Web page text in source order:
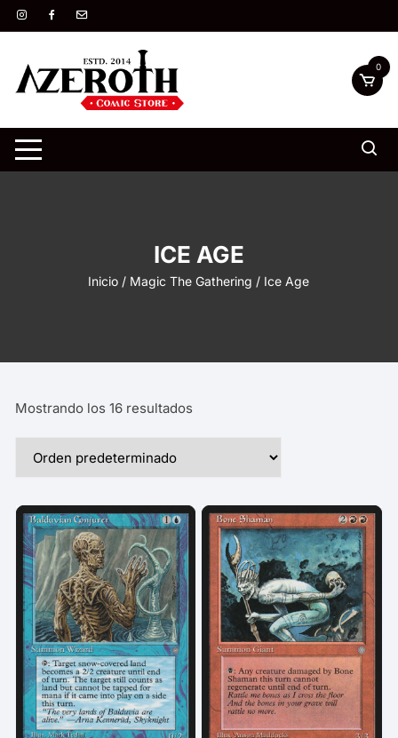
Saltar
al
0
ICE AGE
Inicio / Magic The Gathering / Ice Age
Mostrando los 16 resultados